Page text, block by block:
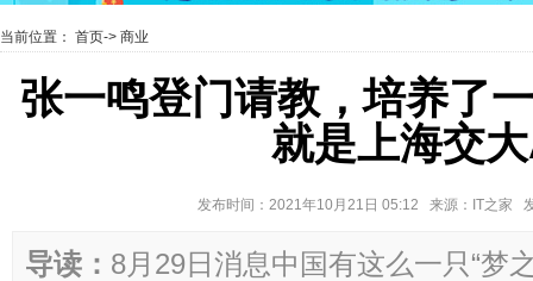
当前位置： 首页-> 商业
张一鸣登门请教，培养了
就是上海交
发布时间：2021年10月21日 05:12 来源：IT之家
导读： 8月29日消息中国有这么一只“梦